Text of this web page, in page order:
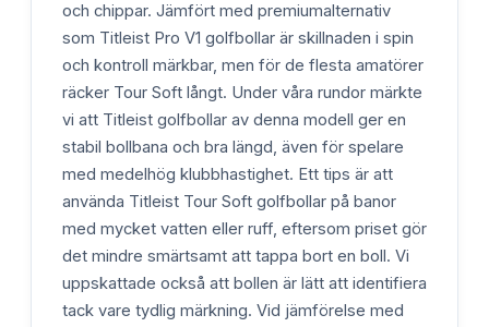
och chippar. Jämfört med premiumalternativ
som Titleist Pro V1 golfbollar är skillnaden i spin
och kontroll märkbar, men för de flesta amatörer
räcker Tour Soft långt. Under våra rundor märkte
vi att Titleist golfbollar av denna modell ger en
stabil bollbana och bra längd, även för spelare
med medelhög klubbhastighet. Ett tips är att
använda Titleist Tour Soft golfbollar på banor
med mycket vatten eller ruff, eftersom priset gör
det mindre smärtsamt att tappa bort en boll. Vi
uppskattade också att bollen är lätt att identifiera
tack vare tydlig märkning. Vid jämförelse med